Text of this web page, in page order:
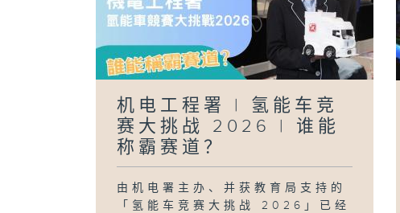
机电工程署 | 氢能车竞
赛大挑战 2026 | 谁能
称霸赛道？
由机电署主办、并获教育局支持的
「氢能车竞赛大挑战 2026」已经